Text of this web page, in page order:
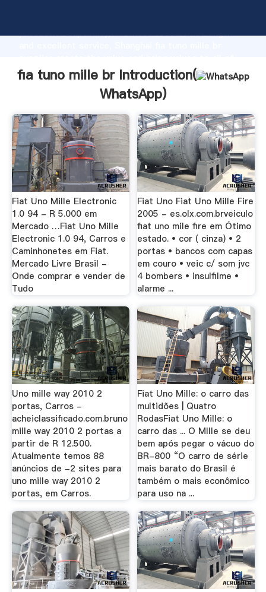
production capability, advanced research strength
customers.
fia tuno mille br Introduction(
WhatsApp)
Fiat Uno Mille Electronic
1.0 94 - R 5.000 em
Mercado …Fiat Uno Mille
Electronic 1.0 94, Carros e
Caminhonetes em Fiat.
Mercado Livre Brasil -
Onde comprar e vender de
Tudo
Fiat Uno Fiat Uno Mille Fire
2005 - es.olx.com.brveiculo
fiat uno mile fire em Ótimo
estado. • cor ( cinza) • 2
portas • bancos com capas
em couro • veic c/ som jvc
4 bombers • insulfilme •
alarme ...
Uno mille way 2010 2
portas, Carros -
acheiclassificado.com.bruno
mille way 2010 2 portas a
partir de R 12.500.
Atualmente temos 88
anúncios de -2 sites para
uno mille way 2010 2
portas, em Carros.
Fiat Uno Mille: o carro das
multidões | Quatro
RodasFiat Uno Mille: o
carro das ... O MIlle se deu
bem após pegar o vácuo do
BR-800 “O carro de série
mais barato do Brasil é
também o mais econômico
para uso na ...